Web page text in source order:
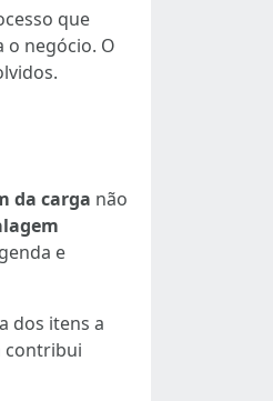
que
o negócio. O
da carga não
e
dos itens a
contribui